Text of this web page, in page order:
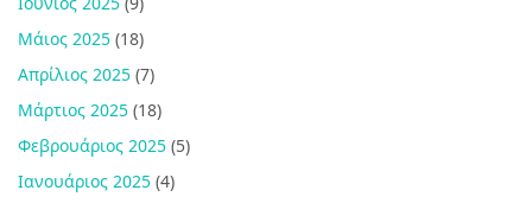
Μάιος 2025 (18)
Απρίλιος 2025 (7)
Μάρτιος 2025 (18)
Φεβρουάριος 2025 (5)
Ιανουάριος 2025 (4)